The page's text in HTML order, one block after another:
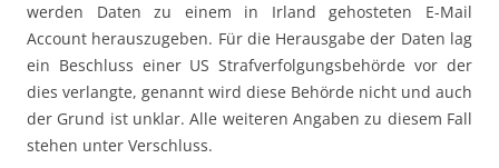
werden Daten zu einem in Irland gehosteten E-Mail
Account herauszugeben. Für die Herausgabe der Daten lag
ein Beschluss einer US Strafverfolgungsbehörde vor der
dies verlangte, genannt wird diese Behörde nicht und auch
der Grund ist unklar. Alle weiteren Angaben zu diesem Fall
stehen unter Verschluss.